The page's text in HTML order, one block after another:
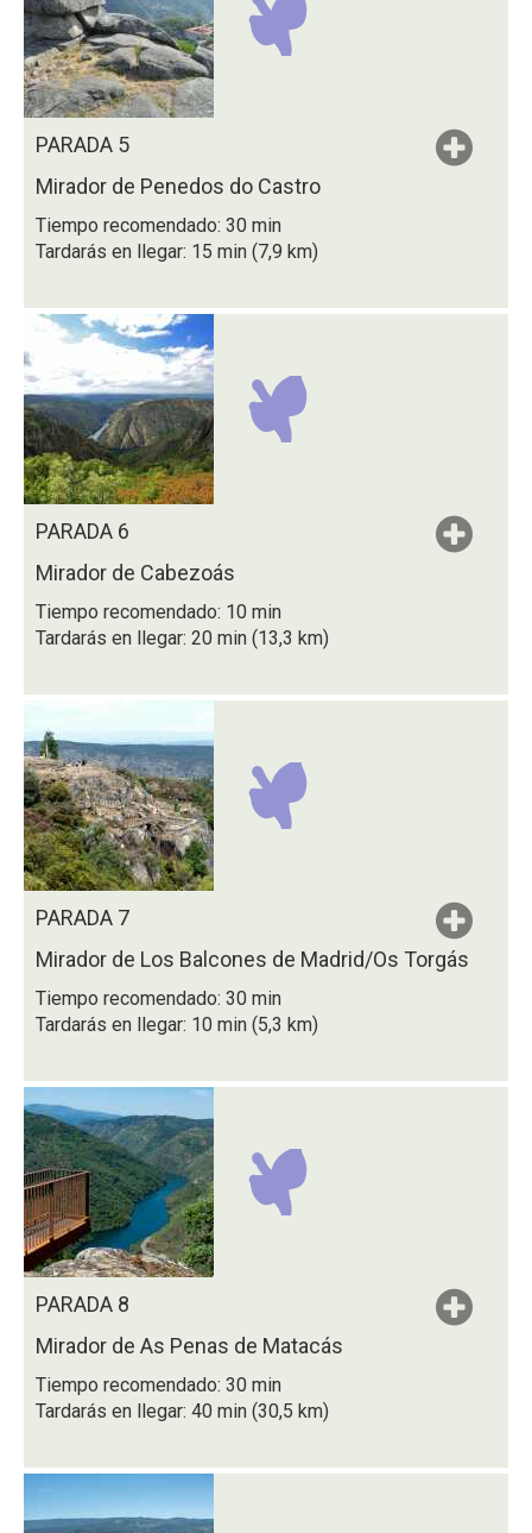
PARADA 5
Mirador de Penedos do Castro
Tiempo recomendado: 30 min
Tardarás en llegar: 15 min (7,9 km)
PARADA 6
Mirador de Cabezoás
Tiempo recomendado: 10 min
Tardarás en llegar: 20 min (13,3 km)
PARADA 7
Mirador de Los Balcones de Madrid/Os Torgás
Tiempo recomendado: 30 min
Tardarás en llegar: 10 min (5,3 km)
PARADA 8
Mirador de As Penas de Matacás
Tiempo recomendado: 30 min
Tardarás en llegar: 40 min (30,5 km)